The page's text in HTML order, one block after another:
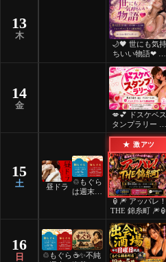
13
木
🌙🖤 世にも気持
ちいい物語❤ 🖤
🌙
14
金
💋💕 ドスケベス
タンプラリー 💕
💋
15
土 昼ドラ
♲もぐら
は週末祝
★ 激アツ
🏮🎆 アッパレ！
THE 錦糸町 🎆🏮
16
日
♲もぐら ☕️✨不純